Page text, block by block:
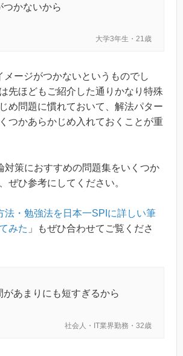
つかないから
大学3年生・21歳
メージがつかないというものでし
先ほどもご紹介した通りかなり特殊
め問題に慣れておいて、解法パター
つかあらかじめ入れておくことが重
対策におすすめの問題集をいくつか
ぜひ参考にしてください。
法・勉強法を日本一SPIに詳しい筆
みた 」もぜひ合わせてご覧くださ
があまりにも短すぎるから
社会人・IT業界勤務・32歳